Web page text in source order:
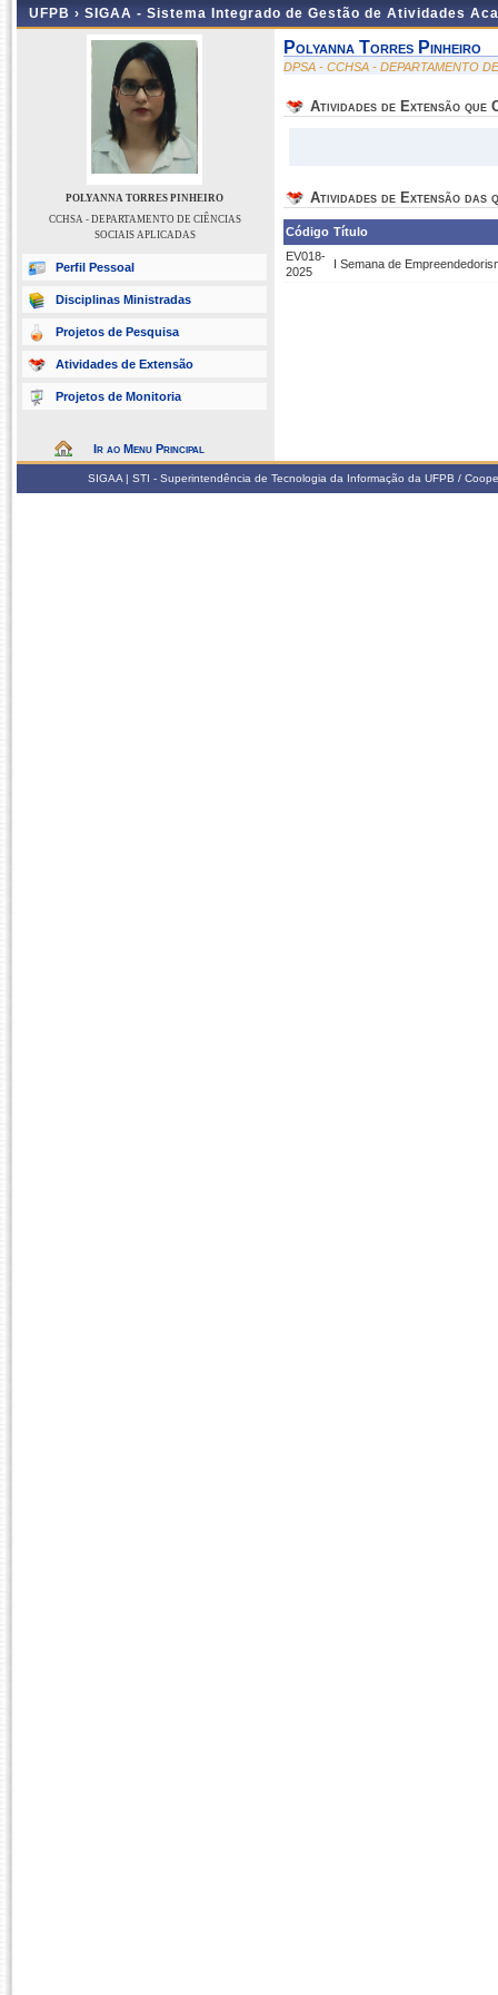
UFPB › SIGAA - Sistema Integrado de Gestão de Atividades
POLYANNA TORRES PINHEIRO
CCHSA - DEPARTAMENTO DE CIÊNCIAS
SOCIAIS APLICADAS
Perfil Pessoal
Disciplinas Ministradas
Projetos de Pesquisa
Atividades de Extensão
Projetos de Monitoria
Ir ao Menu Principal
Polyanna Torres Pinheiro
DPSA - CCHSA - DEPARTAMENTO
Atividades de Extensão que
Atividades de Extensão das
Código Título
EV018-
2025
I Semana de
SIGAA | STI - Superintendência de Tecnologia da Informação da UFPB /